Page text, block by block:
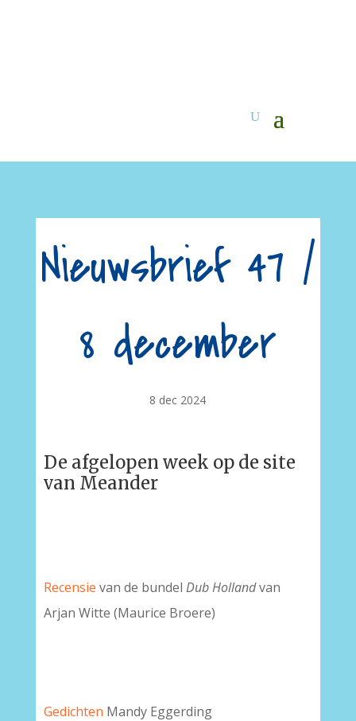
Nieuwsbrief 47 /
8 december
8 dec 2024
De afgelopen week op de site
van Meander
Recensie van de bundel Dub Hollandvan
Arjan Witte (Maurice Broere)
Gedichten Mandy Eggerding